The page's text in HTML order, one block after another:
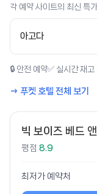
각 예약 사이트의 최신 특
아고다
🔒 안전 예약✅ 실시간 재고
→ 푸켓 호텔 전체 보기
빅 보이즈 베드
평점 8.9
최저가 예약처